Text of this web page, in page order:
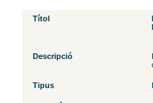
Títol
Descripció
Tipus